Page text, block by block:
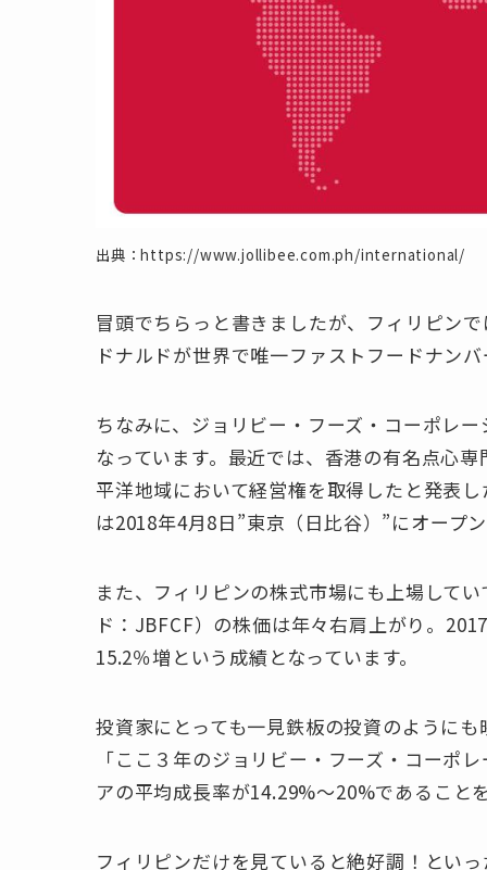
出典：https://www.jollibee.com.ph/international/
冒頭でちらっと書きましたが、フィリピン
ドナルドが世界で唯一ファストフードナン
ちなみに、ジョリビー・フーズ・コーポレ
なっています。最近では、香港の有名点心
平洋地域において経営権を取得したと発表
は2018年4月8日”東京（日比谷）”にオープ
また、フィリピンの株式市場にも上場して
ド：JBFCF）の株価は年々右肩上がり。
15.2％増という成績となっています。
投資家にとっても一見鉄板の投資のように
「ここ３年のジョリビー・フーズ・コーポ
アの平均成長率が14.29%～20%であること
フィリピンだけを見ていると絶好調！とい